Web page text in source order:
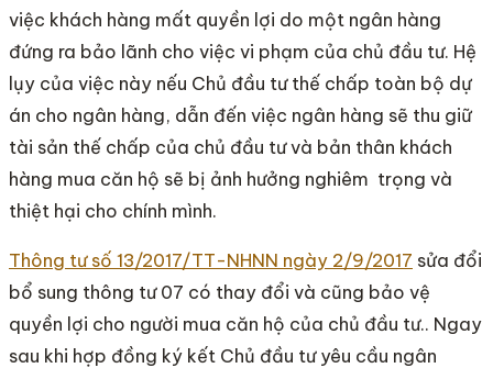
việc khách hàng mất quyền lợi do một ngân hàng
đứng ra bảo lãnh cho việc vi phạm của chủ đầu tư. Hệ
lụy của việc này nếu Chủ đầu tư thế chấp toàn bộ dự
án cho ngân hàng, dẫn đến việc ngân hàng sẽ thu giữ
tài sản thế chấp của chủ đầu tư và bản thân khách
hàng mua căn hộ sẽ bị ảnh hưởng nghiêm trọng và
thiệt hại cho chính mình.
Thông tư số 13/2017/TT-NHNN ngày 2/9/2017 sửa đổi
bổ sung thông tư 07 có thay đổi và cũng bảo vệ
quyền lợi cho người mua căn hộ của chủ đầu tư.. Ngay
sau khi hợp đồng ký kết Chủ đầu tư yêu cầu ngân